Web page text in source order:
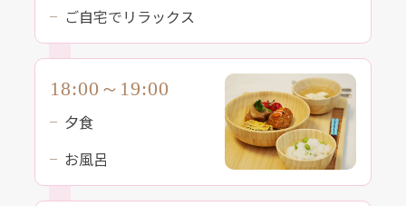
ご自宅でリラックス
18:00～19:00
夕食
お風呂